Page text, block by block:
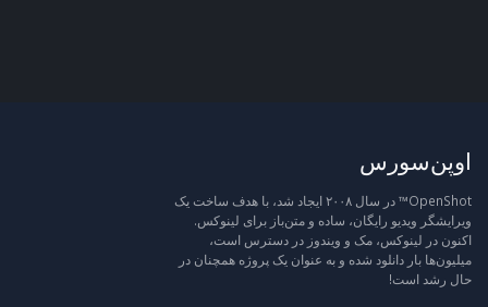
اوپن‌سورس
OpenShot™ در سال ۲۰۰۸ ایجاد شد، با هدف ساخت یک
ویرایشگر ویدیو رایگان، ساده و متن‌باز برای لینوکس.
اکنون در لینوکس، مک و ویندوز در دسترس است،
میلیون‌ها بار دانلود شده و به عنوان یک پروژه همچنان در
حال رشد است!